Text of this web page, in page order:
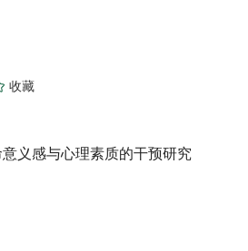
义感与心理素质的干预研究